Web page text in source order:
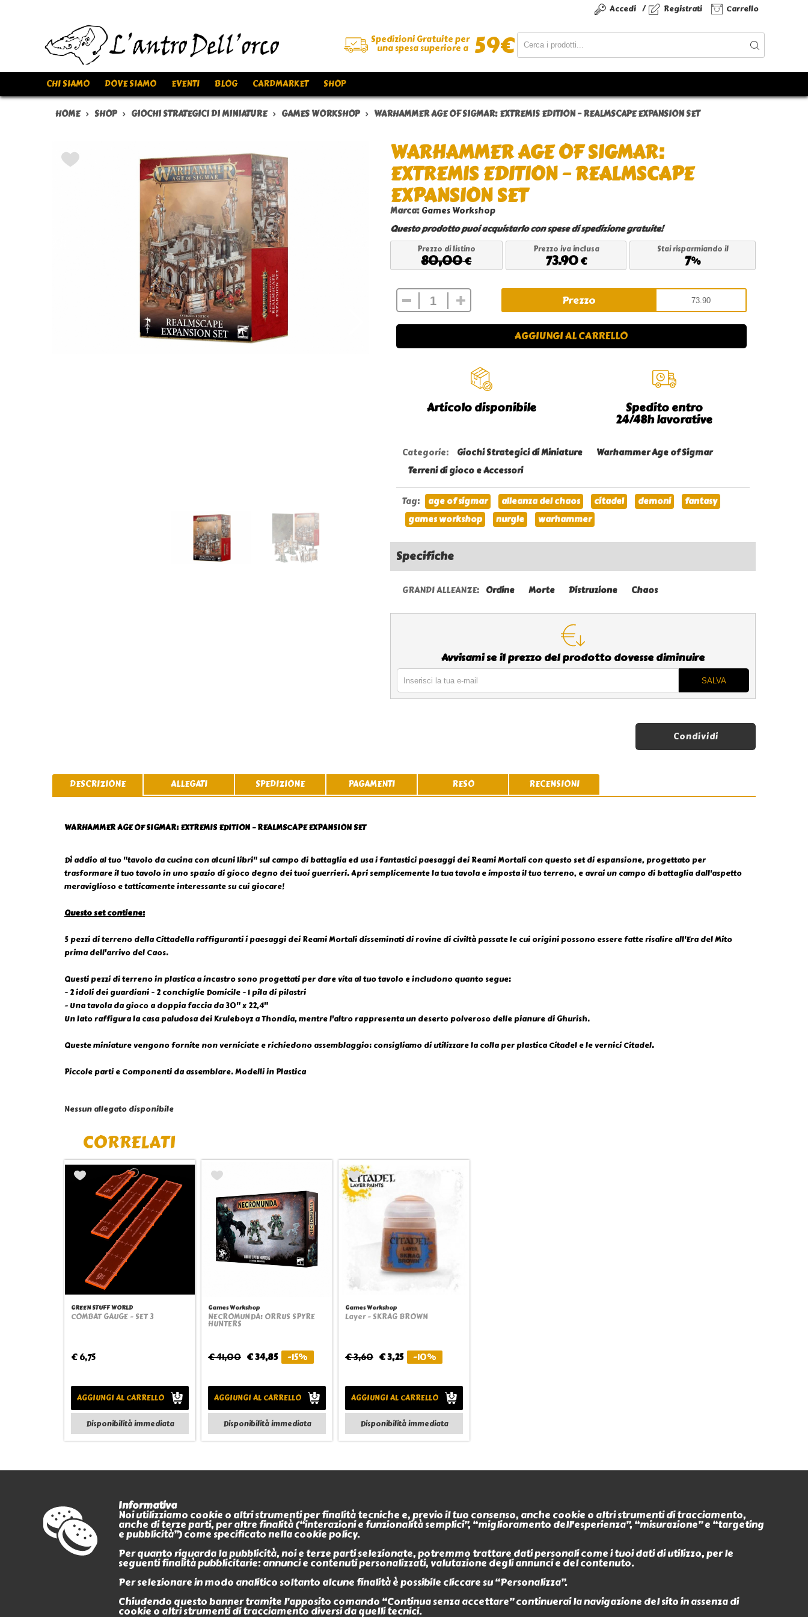
Accedi / Registrati Carrello
Spedizioni Gratuite per
una spesa superiore a 59€
CHI SIAMO DOVE SIAMO EVENTI BLOG CARDMARKET SHOP
HOME SHOP GIOCHI STRATEGICI DI MINIATURE GAMES WORKSHOP WARHAMMER AGE OF SIGMAR: EXTREMIS EDITION – REALMSCAPE EXPANSION SET
WARHAMMER AGE OF SIGMAR:
EXTREMIS EDITION – REALMSCAPE
EXPANSION SET
Marca: Games Workshop
Questo prodotto puoi acquistarlo con spese di spedizione gratuite!
Prezzo di listino
80,00€
Prezzo iva inclusa
73.90€
Stai risparmiando il
7%
Prezzo
AGGIUNGI AL CARRELLO
Articolo disponibile
Spedito entro
24/48h lavorative
Categorie: Giochi Strategici di Miniature
Warhammer Age of Sigmar
Terreni di gioco e Accessori
Tag: age of sigmar alleanza del chaos citadel demoni
fantasy
games workshop
nurgle warhammer
Specifiche
GRANDI ALLEANZE: Ordine Morte Distruzione Chaos
Avvisami se il prezzo del prodotto dovesse diminuire
Condividi
DESCRIZIONE ALLEGATI SPEDIZIONE PAGAMENTI RESO RECENSIONI
WARHAMMER AGE OF SIGMAR: EXTREMIS EDITION – REALMSCAPE EXPANSION SET
Dì addio al tuo "tavolo da cucina con alcuni libri" sul campo di battaglia ed usa i fantastici paesaggi dei Reami Mortali con questo set di espansione, progettato per
trasformare il tuo tavolo in uno spazio di gioco degno dei tuoi guerrieri. Apri semplicemente la tua tavola e imposta il tuo terreno, e avrai un campo di battaglia dall'aspetto
meraviglioso e tatticamente interessante su cui giocare!
Questo set contiene:
5 pezzi di terreno della Cittadella raffiguranti i paesaggi dei Reami Mortali disseminati di rovine di civiltà passate le cui origini possono essere fatte risalire all'Era del Mito
prima dell'arrivo del Caos.
Questi pezzi di terreno in plastica a incastro sono progettati per dare vita al tuo tavolo e includono quanto segue:
- 2 idoli dei guardiani - 2 conchiglie Domicile - 1 pila di pilastri
- Una tavola da gioco a doppia faccia da 30" x 22,4"
Un lato raffigura la casa paludosa dei Kruleboyz a Thondia, mentre l'altro rappresenta un deserto polveroso delle pianure di Ghurish.
Queste miniature vengono fornite non verniciate e richiedono assemblaggio: consigliamo di utilizzare la colla per plastica Citadel e le vernici Citadel.
Piccole parti e Componenti da assemblare. Modelli in Plastica
Nessun allegato disponibile
CORRELATI
Quickview
GREEN STUFF WORLD
COMBAT GAUGE - SET 3
€ 6,75
AGGIUNGI AL CARRELLO
Disponibilità immediata
Quickview
Games Workshop
NECROMUNDA: ORRUS SPYRE
HUNTERS
€ 41,00 € 34,85 -15%
AGGIUNGI AL CARRELLO
Disponibilità immediata
Quickview
Games Workshop
Layer - SKRAG BROWN
€ 3,60 € 3,25 -10%
AGGIUNGI AL CARRELLO
Disponibilità immediata
PAGAMENTI
CERTIFICATI
L'Antro dell'Orco
P.iva 0266488034
Sede legale
Via Nicola Fabrizi 17
95123 Messina (ME)
+39 090 2931655
Contatti
Termini e condizioni
Privacy policy
Modalità di spedizione o Ritiro In
negozio
Policy sui Resi
News
Customer Service
Eventi
Informativa
Noi utilizziamo cookie o altri strumenti per finalità tecniche e, previo il tuo consenso, anche cookie o altri strumenti di tracciamento,
anche di terze parti, per altre finalità (“interazioni e funzionalità semplici”, “miglioramento dell'esperienza”, “misurazione” e “targeting
e pubblicità”) come specificato nella cookie policy.
Per quanto riguarda la pubblicità, noi e terze parti selezionate, potremmo trattare dati personali come i tuoi dati di utilizzo, per le
seguenti finalità pubblicitarie: annunci e contenuti personalizzati, valutazione degli annunci e del contenuto.
Per selezionare in modo analitico soltanto alcune finalità è possibile cliccare su “Personalizza”.
Chiudendo questo banner tramite l’apposito comando “Continua senza accettare” continuerai la navigazione del sito in assenza di
cookie o altri strumenti di tracciamento diversi da quelli tecnici.